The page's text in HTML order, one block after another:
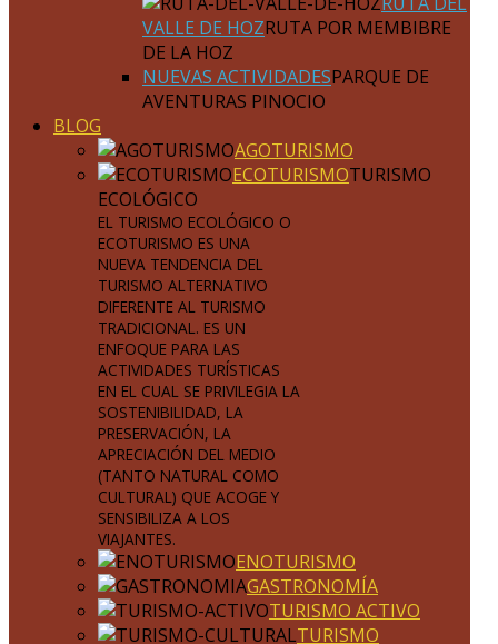
VALLE DE HOZRUTA POR MEMBIBRE
DE LA HOZ
NUEVAS ACTIVIDADESPARQUE DE
AVENTURAS PINOCIO
BLOG
AGOTURISMO
ECOTURISMOTURISMO
ECOLÓGICO
EL TURISMO ECOLÓGICO O
ECOTURISMO ES UNA
NUEVA TENDENCIA DEL
TURISMO ALTERNATIVO
DIFERENTE AL TURISMO
TRADICIONAL. ES UN
ENFOQUE PARA LAS
ACTIVIDADES TURÍSTICAS
EN EL CUAL SE PRIVILEGIA LA
SOSTENIBILIDAD, LA
PRESERVACIÓN, LA
APRECIACIÓN DEL MEDIO
(TANTO NATURAL COMO
CULTURAL) QUE ACOGE Y
SENSIBILIZA A LOS
VIAJANTES.
ENOTURISMO
GASTRONOMÍA
TURISMO ACTIVO
TURISMO